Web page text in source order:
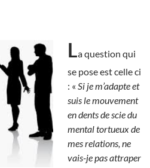
La question qui
se pose est celle ci
: « Si je m’adapte et
suis le mouvement
en dents de scie du
mental tortueux de
mes relations, ne
vais-je pas attraper